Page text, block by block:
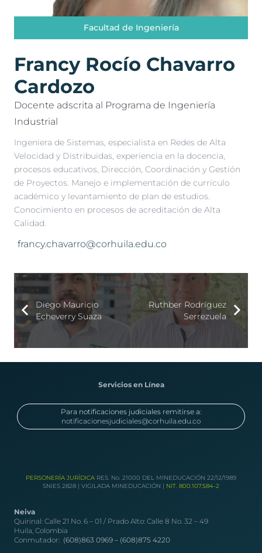
Facultad de Ingeniería
Francy Rocío Chavarro
Cardozo
Docente adscrita al Programa de Ingeniería
Industrial
Ingeniera de Sistemas, especialista en Redes de Alta
Velocidad y Distribuidas, experiencia en la docencia,
procesos educativos, Dirección, Coordinación y Gestión
de Proyectos. Manejo e implementación de currículo
académico y levantamiento de plan de estudios.
Conocimiento en procesos de acreditación de Alta
Calidad.
francy.chavarro@corhuila.edu.co
Diego Mauricio
Echeverry Suaza
Ruthber Rodríguez
Serrezuela
Servicios en Línea
Para notificaciones judiciales remitirse a:
notificacionesjudiciales@corhuila.edu.co
PERSONERÍA JURÍDICA RES. No. 21000 DEL MINEDUCACIÓN 22/12/1989
SNIES 2828 | VIGILADA MINEDUCACIÓN | NIT. 800.107.584-2
Neiva
Quirinal: Calle 21 No. 6 – 01 / Prado Alto: Calle 8 No. 32 – 49
Huila, Colombia
Conmutador: (608)863 0969 – (608)875 4220